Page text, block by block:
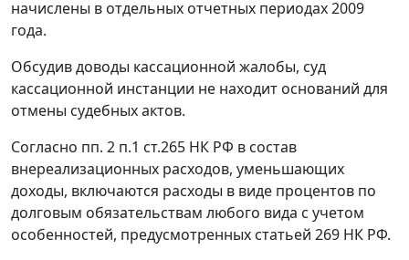
начислены в отдельных отчетных периодах 2009
года.
Обсудив доводы кассационной жалобы, суд
кассационной инстанции не находит оснований для
отмены судебных актов.
Согласно пп. 2 п.1 ст.265 НК РФ в состав
внереализационных расходов, уменьшающих
доходы, включаются расходы в виде процентов по
долговым обязательствам любого вида с учетом
особенностей, предусмотренных статьей 269 НК РФ.